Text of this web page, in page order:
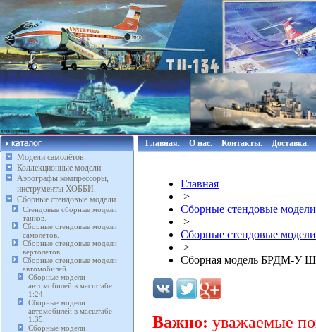
Модели самолётов.
Коллекционные модели
Аэрографы компрессоры,
инструменты ХОББИ.
Сборные стендовые модели.
Стендовые сборные модели
танков.
Сборные стендовые модели
самолетов.
Сборные стендовые модели
вертолетов.
Сборные стендовые модели
автомобилей.
Сборные модели
автомобилей в масштабе
1:24.
Сборные модели
автомобилей в масштабе
1:35.
Сборные модели
Главная. О нас. Контакты. Доставка.
Главная
>
Сборные стендовые
>
Сборные стендовые
>
Сборная модель БРДМ-У
Важно: уважаемые